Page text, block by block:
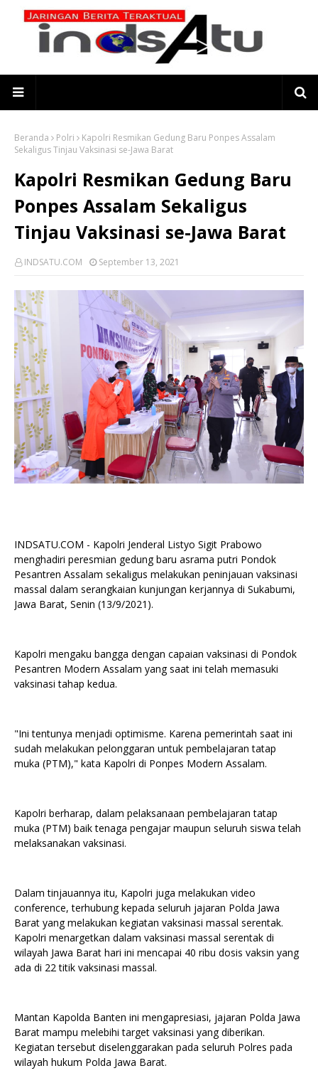
Beranda Polri
Kapolri Resmikan Gedung Baru Ponpes Assalam
Sekaligus Tinjau Vaksinasi se-Jawa Barat
Kapolri Resmikan Gedung Baru
Ponpes Assalam Sekaligus
Tinjau Vaksinasi se-Jawa Barat
INDSATU.COM September 13, 2021
INDSATU.COM - Kapolri Jenderal Listyo Sigit Prabowo
menghadiri peresmian gedung baru asrama putri Pondok
Pesantren Assalam sekaligus melakukan peninjauan vaksinasi
massal dalam serangkaian kunjungan kerjannya di Sukabumi,
Jawa Barat, Senin (13/9/2021).
Kapolri mengaku bangga dengan capaian vaksinasi di Pondok
Pesantren Modern Assalam yang saat ini telah memasuki
vaksinasi tahap kedua.
"Ini tentunya menjadi optimisme. Karena pemerintah saat ini
sudah melakukan pelonggaran untuk pembelajaran tatap
muka (PTM)," kata Kapolri di Ponpes Modern Assalam.
Kapolri berharap, dalam pelaksanaan pembelajaran tatap
muka (PTM) baik tenaga pengajar maupun seluruh siswa telah
melaksanakan vaksinasi.
Dalam tinjauannya itu, Kapolri juga melakukan video
conference, terhubung kepada seluruh jajaran Polda Jawa
Barat yang melakukan kegiatan vaksinasi massal serentak.
Kapolri menargetkan dalam vaksinasi massal serentak di
wilayah Jawa Barat hari ini mencapai 40 ribu dosis vaksin yang
ada di 22 titik vaksinasi massal.
Mantan Kapolda Banten ini mengapresiasi, jajaran Polda Jawa
Barat mampu melebihi target vaksinasi yang diberikan.
Kegiatan tersebut diselenggarakan pada seluruh Polres pada
wilayah hukum Polda Jawa Barat.